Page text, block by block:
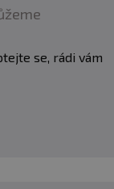
se, rádi vám